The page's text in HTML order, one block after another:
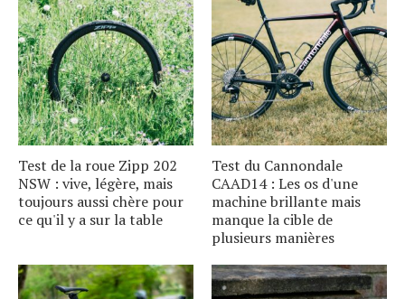
Test de la roue Zipp 202
NSW : vive, légère, mais
toujours aussi chère pour
ce qu'il y a sur la table
Test du Cannondale
CAAD14 : Les os d'une
machine brillante mais
manque la cible de
plusieurs manières